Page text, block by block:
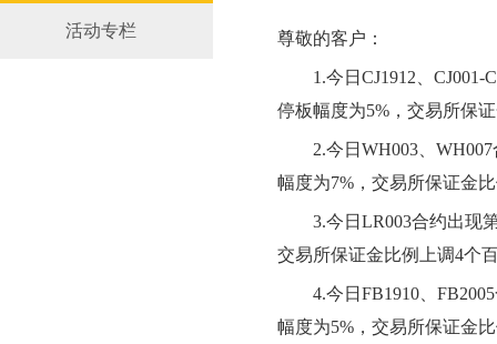
活动专栏 尊敬的客户：
1.今日CJ1912、CJ001-
停板幅度为5%，交易所保
2.今日WH003、
幅度为7%，交易所保证金
3.今日 LR003合约出现
交易所保证金比例
上调4个
4.今日FB1910、
幅度为5%，交易所保证金